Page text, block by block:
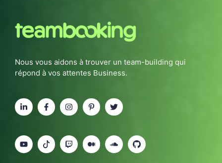
Nous vous aidons à trouver un team-building qui
répond à vos attentes Business.